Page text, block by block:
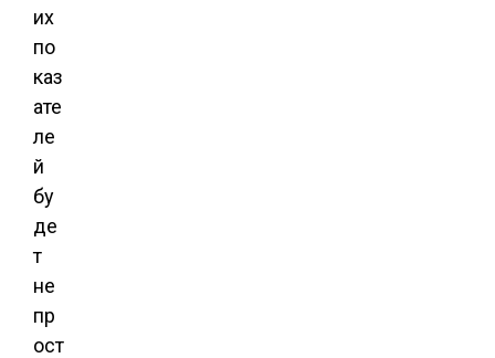
их
по
каз
ате
ле
й
бу
де
т
не
пр
ост